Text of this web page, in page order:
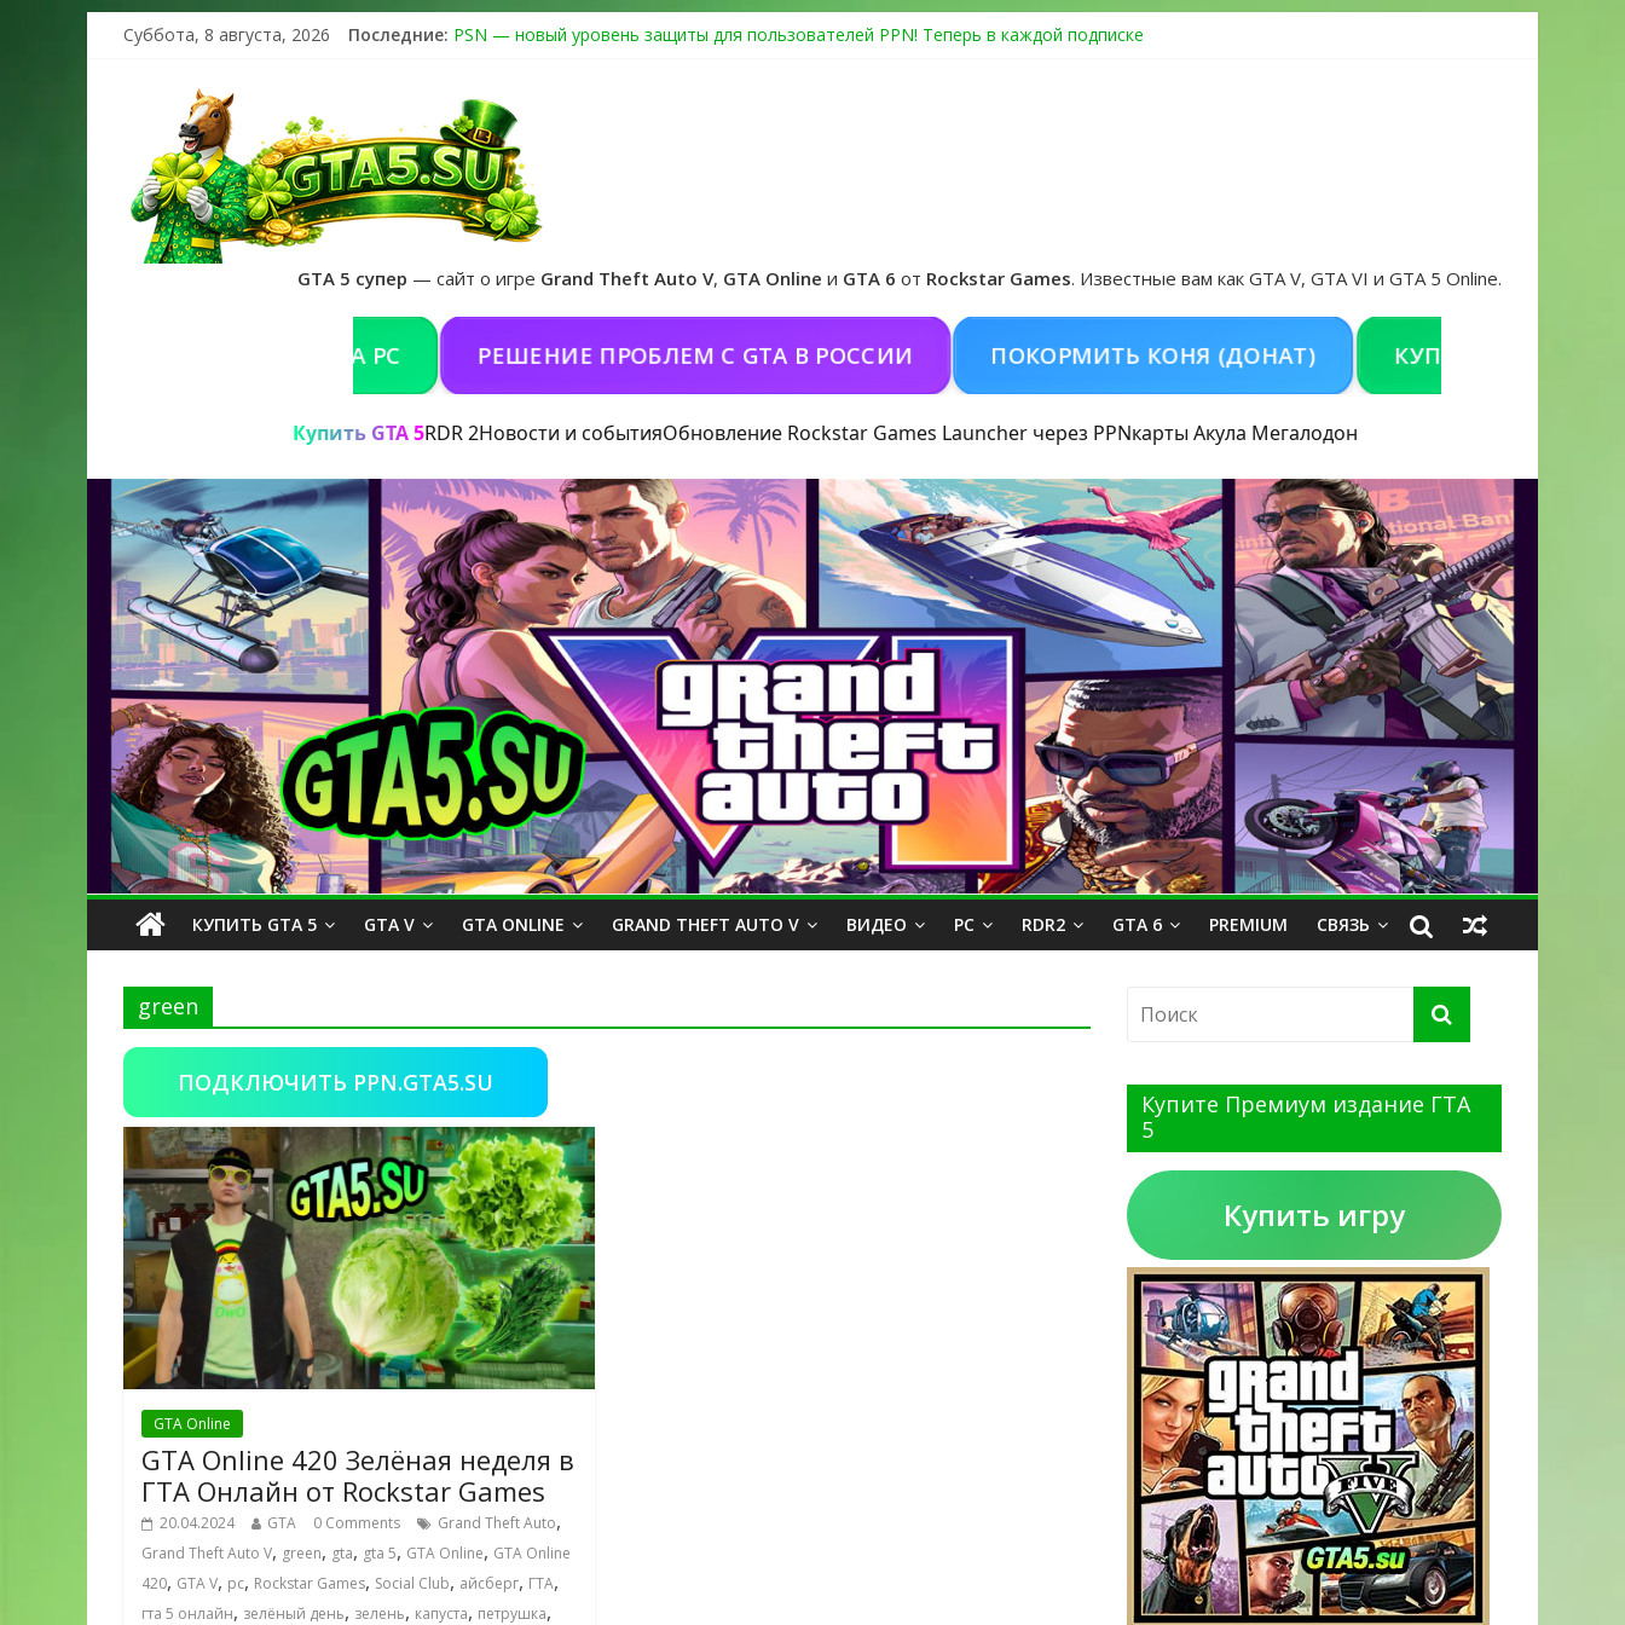
Суббота, 8 августа, 2026 Последние: PSN — новый уровень защиты для пользователей PPN! Теперь в каждой подписке
Получайте особые награды в GTA Online по программе Fine Art Collector
GTA 6 официальная обложка игры и Предзаказ Grand Theft Auto VI
GTA 5 супер — сайт о игре Grand Theft Auto V, GTA Online и GTA 6 от Rockstar Games. Известные вам как GTA V, GTA VI и GTA 5 Online.
РЕШЕНИЕ ПРОБЛЕМ С GTA В РОССИИ ПОКОРМИТЬ КОНЯ (ДОНАТ) КУПИТЬ GTA 5 ONLINE
Купить GTA 5RDR 2Новости и событияОбновление Rockstar Games Launcher через PPNкарты Акула Мегалодон
КУПИТЬ GTA 5 GTA V GTA ONLINE GRAND THEFT AUTO V ВИДЕО PC RDR2 GTA 6 PREMIUM СВЯЗЬ
green
ПОДКЛЮЧИТЬ PPN.GTA5.SU
GTA Online
GTA Online 420 Зелёная неделя в
ГТА Онлайн от Rockstar Games
20.04.2024 GTA 0 Comments Grand Theft Auto,
Grand Theft Auto V, green, gta, gta 5, GTA Online, GTA Online
420, GTA V, pc, Rockstar Games, Social Club, айсберг, ГТА,
гта 5 онлайн, зелёный день, зелень, капуста, петрушка,
Купите Премиум издание ГТА
5
Купить игру